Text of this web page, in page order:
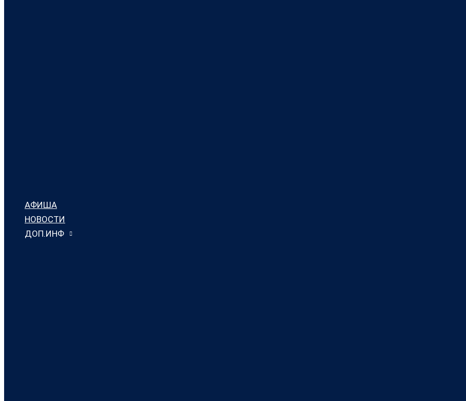
АФИША
НОВОСТИ
ДОП.ИНФ